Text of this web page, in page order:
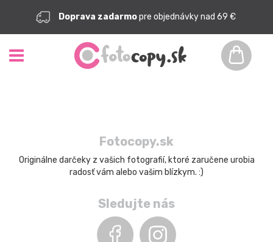
Doprava zadarmopre objednávky nad 69 €
Fotocopy.sk
Originálne darčeky z vašich fotografií, ktoré zaručene urobia
radosť vám alebo vašim blízkym. :)
Sledujte nás